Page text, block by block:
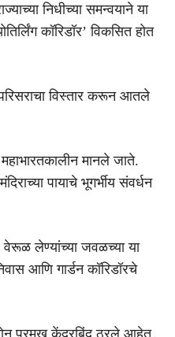
निधीच्या समन्वयाने या
कॉरिडॉर’ विकसित होत
परिसराचा विस्तार करून आतले
मानले जाते.
पायाचे भूगर्भीय संवर्धन
वेरूळ लेण्यांच्या जवळच्या या
आणि गार्डन कॉरिडॉरचे
प्रमुख केंद्रबिंदू ठरले आहेत,